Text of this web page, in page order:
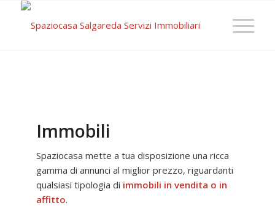
Immobili
Spaziocasa mette a tua disposizione una ricca
gamma di annunci al miglior prezzo, riguardanti
qualsiasi tipologia di immobili in vendita o in
affitto.